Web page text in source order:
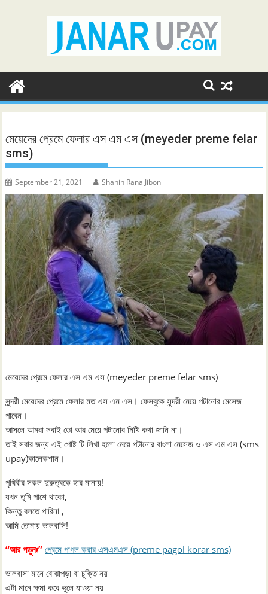
মেয়েদের প্রেমে ফেলার এস এম এস (meyeder preme felar
sms)
September 21, 2021 Shahin Rana Jibon
মেয়েদের প্রেমে ফেলার এস এম এস (meyeder preme felar sms)
সুন্দরী মেয়েদের প্রেমে ফেলার মত এস এম এস। ফেসবুকে সুন্দরী মেয়ে পটানোর মেসেজ
পাবেন।
আসলে আমরা সবাই তো আর মেয়ে পটানোর মিষ্টি কথা জানি না।
তাই সবার জন্য এই পোষ্ট টি লিখা হলো মেয়ে পটানোর বাংলা মেসেজ ও এস এম এস (sms
upay)কালেকশান।
পৃথিবীর সকল দুরুত্বকে হার মানায়!
যখন তুমি পাশে থাকো,
কিন্তু বলতে পারিনা ,
আমি তোমায় ভালবাসি!
“আর পড়ুনঃ” প্রেমে পাগল করার এসএমএস (preme pagol korar sms)
ভালবাসা মানে বোঝাপড়া বা চুক্তি নয়
এটা মানে ক্ষমা করে ভুলে যাওয়া নয়